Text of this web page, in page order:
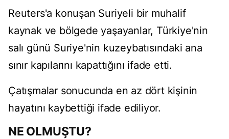
Reuters'a konuşan Suriyeli bir muhalif
kaynak ve bölgede yaşayanlar, Türkiye'nin
salı günü Suriye'nin kuzeybatısındaki ana
sınır kapılarını kapattığını ifade etti.
Çatışmalar sonucunda en az dört kişinin
hayatını kaybettiği ifade ediliyor.
NE OLMUŞTU?